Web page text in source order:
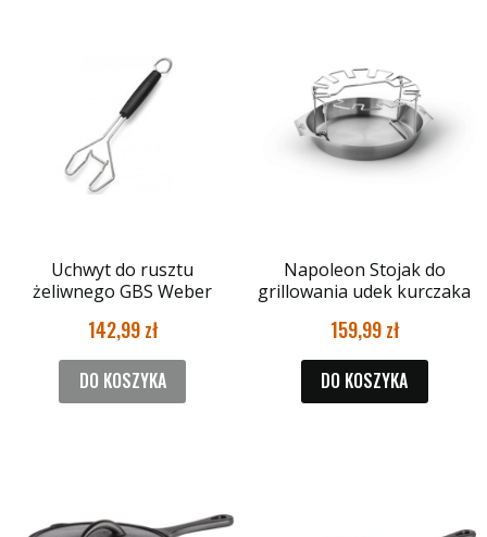
Uchwyt do rusztu
żeliwnego GBS Weber
142,99
DO KOSZYKA
Napoleon Stojak do
grillowania udek kurczaka
159,99
DO KOSZYKA